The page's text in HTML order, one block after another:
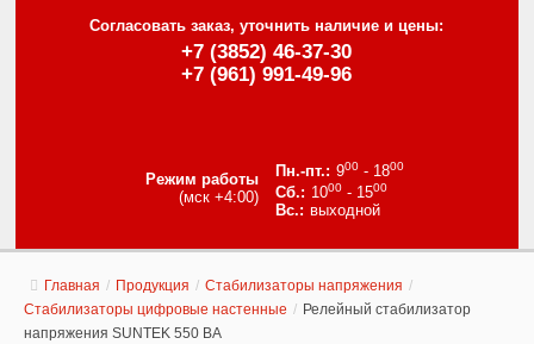
Согласовать заказ, уточнить наличие и цены:
+7 (3852) 46-37-30
+7 (961) 991-49-96
Режим работы
(мск +4:00)
900- 1800
1000- 1500
выходной
Главная / Продукция / Стабилизаторы напряжения /
Стабилизаторы цифровые настенные / Релейный стабилизатор
напряжения SUNTEK 550 ВА